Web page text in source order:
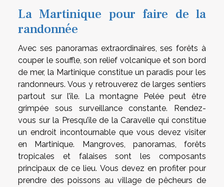
La Martinique pour faire de la
randonnée
Avec ses panoramas extraordinaires, ses forêts à
couper le souffle, son relief volcanique et son bord
de mer, la Martinique constitue un paradis pour les
randonneurs. Vous y retrouverez de larges sentiers
partout sur l’île. La montagne Pelée peut être
grimpée sous surveillance constante. Rendez-
vous sur la Presqu’île de la Caravelle qui constitue
un endroit incontournable que vous devez visiter
en Martinique. Mangroves, panoramas, forêts
tropicales et falaises sont les composants
principaux de ce lieu. Vous devez en profiter pour
prendre des poissons au village de pêcheurs de